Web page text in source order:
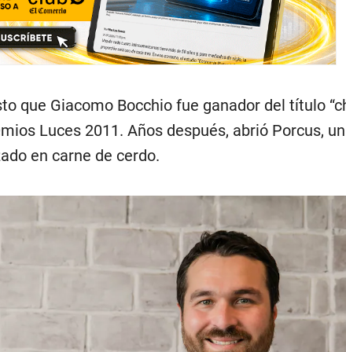
que Giacomo Bocchio fue ganador del título
Luces 2011. Años después, abrió Porcus, un
en carne de cerdo.